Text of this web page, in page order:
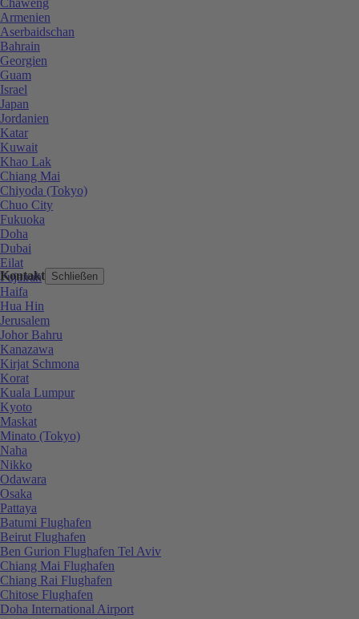
Kontakt Schließen
Armenien
Aserbaidschan
Bahrain
Georgien
Guam
Israel
Japan
Jordanien
Katar
Kuwait
Khao Lak
Chiang Mai
Chiyoda (Tokyo)
Chuo City
Fukuoka
Doha
Dubai
Eilat
Fujairah
Haifa
Hua Hin
Jerusalem
Johor Bahru
Kanazawa
Kirjat Schmona
Korat
Kuala Lumpur
Kyoto
Maskat
Minato (Tokyo)
Naha
Nikko
Odawara
Osaka
Pattaya
Batumi Flughafen
Beirut Flughafen
Ben Gurion Flughafen Tel Aviv
Chiang Mai Flughafen
Chiang Rai Flughafen
Chitose Flughafen
Doha International Airport